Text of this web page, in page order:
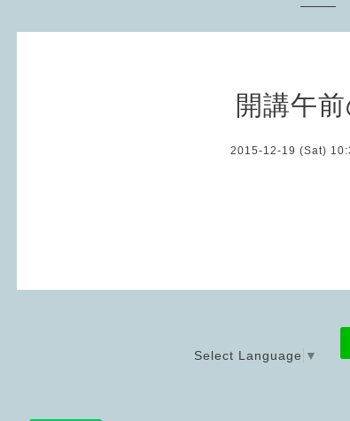
開講午
2015-12-19 (Sat)
Select Language ▼